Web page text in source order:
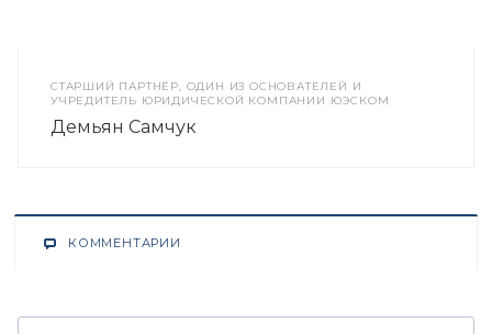
CТАРШИЙ ПАРТНЁР, ОДИН ИЗ ОСНОВАТЕЛЕЙ И
УЧРЕДИТЕЛЬ ЮРИДИЧЕСКОЙ КОМПАНИИ ЮЭСКОМ
Демьян Самчук
КОММЕНТАРИИ